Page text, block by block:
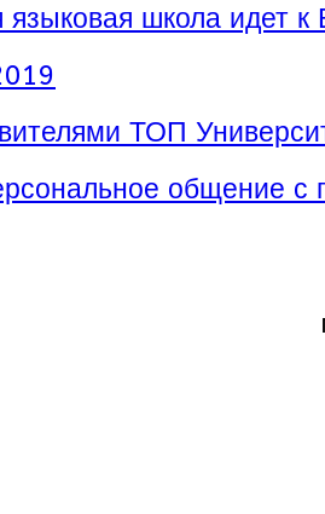
языковая школа идет
ТОП
общение